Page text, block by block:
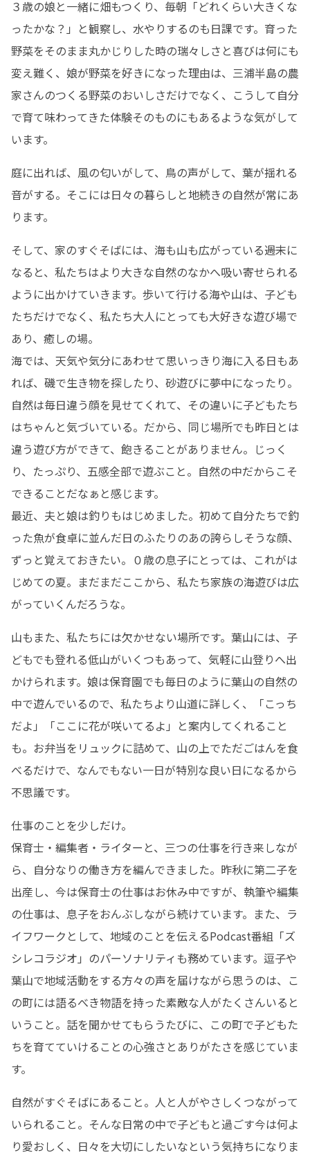
３歳の娘と一緒に畑もつくり、毎朝「どれくらい大きくな
ったかな？」と観察し、水やりするのも日課です。育った
野菜をそのまま丸かじりした時の瑞々しさと喜びは何にも
変え難く、娘が野菜を好きになった理由は、三浦半島の農
家さんのつくる野菜のおいしさだけでなく、こうして自分
で育て味わってきた体験そのものにもあるような気がして
います。
庭に出れば、風の匂いがして、鳥の声がして、葉が揺れる
音がする。そこには日々の暮らしと地続きの自然が常にあ
ります。
そして、家のすぐそばには、海も山も広がっている――週末に
なると、私たちはより大きな自然のなかへ吸い寄せられる
ように出かけていきます。歩いて行ける海や山は、子ども
たちだけでなく、私たち大人にとっても大好きな遊び場で
あり、癒しの場。
海では、天気や気分にあわせて思いっきり海に入る日もあ
れば、磯で生き物を探したり、砂遊びに夢中になったり。
自然は毎日違う顔を見せてくれて、その違いに子どもたち
はちゃんと気づいている。だから、同じ場所でも昨日とは
違う遊び方ができて、飽きることがありません。じっく
り、たっぷり、五感全部で遊ぶこと。自然の中だからこそ
できることだなぁと感じます。
最近、夫と娘は釣りもはじめました。初めて自分たちで釣
った魚が食卓に並んだ日のふたりのあの誇らしそうな顔、
ずっと覚えておきたい。０歳の息子にとっては、これがは
じめての夏。まだまだここから、私たち家族の海遊びは広
がっていくんだろうな。
山もまた、私たちには欠かせない場所です。葉山には、子
どもでも登れる低山がいくつもあって、気軽に山登りへ出
かけられます。娘は保育園でも毎日のように葉山の自然の
中で遊んでいるので、私たちより山道に詳しく、「こっち
だよ」「ここに花が咲いてるよ」と案内してくれること
も。お弁当をリュックに詰めて、山の上でただごはんを食
べるだけで、なんでもない一日が特別な良い日になるから
不思議です。
仕事のことを少しだけ。
保育士・編集者・ライターと、三つの仕事を行き来しなが
ら、自分なりの働き方を編んできました。昨秋に第二子を
出産し、今は保育士の仕事はお休み中ですが、執筆や編集
の仕事は、息子をおんぶしながら続けています。また、ラ
イフワークとして、地域のことを伝えるPodcast番組「ズ
シレコラジオ」のパーソナリティも務めています。逗子や
葉山で地域活動をする方々の声を届けながら思うのは、こ
の町には語るべき物語を持った素敵な人がたくさんいると
いうこと。話を聞かせてもらうたびに、この町で子どもた
ちを育てていけることの心強さとありがたさを感じていま
す。
自然がすぐそばにあること。人と人がやさしくつながって
いられること。そんな日常の中で子どもと過ごす今は何よ
り愛おしく、日々を大切にしたいなという気持ちになりま